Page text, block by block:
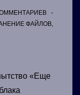
ФАЙЛОВ,
«Еще